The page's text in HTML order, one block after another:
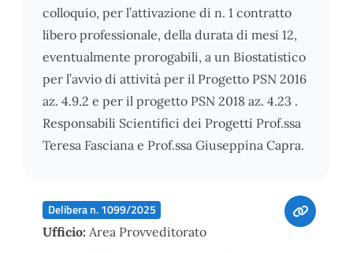
colloquio, per l’attivazione di n. 1 contratto
libero professionale, della durata di mesi 12,
eventualmente prorogabili, a un Biostatistico
per l’avvio di attività per il Progetto PSN 2016
az. 4.9.2 e per il progetto PSN 2018 az. 4.23 .
Responsabili Scientifici dei Progetti Prof.ssa
Teresa Fasciana e Prof.ssa Giuseppina Capra.
Delibera n. 1099/2025
Ufficio: Area Provveditorato